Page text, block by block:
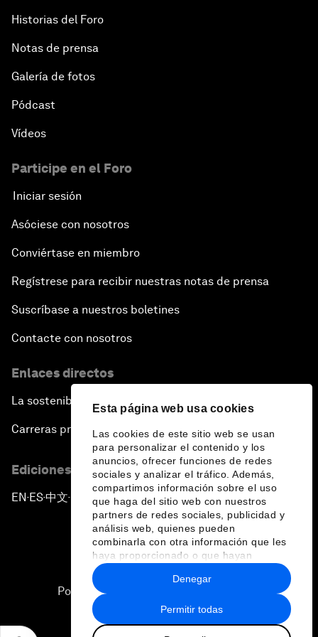
Esta página web usa cookies
Las cookies de este sitio web se usan
para personalizar el contenido y los
anuncios, ofrecer funciones de redes
sociales y analizar el tráfico. Además,
compartimos información sobre el uso
que haga del sitio web con nuestros
partners de redes sociales, publicidad y
análisis web, quienes pueden
combinarla con otra información que les
haya proporcionado o que hayan
recopilado a partir del uso que haya
hecho de sus servicios.
Permitir todas
Denegar
An Insight, An Idea with Matt Damon and Gary
Outlook for the United States
Advancing the Sustainable Development Agenda
A Conversation with Adel Al Jubeir on Middle East
Security
An Insight, An Idea with Shakira
A Conversation with John Kerry: Diplomacy in an
Era of Disruption
Ending Corruption
Rebuilding Trust in the Healthcare Industry
The New Lead Characters
Terrorism in the Digital Age
Global Growth Markets Outlook
Historias del Foro
Notas de prensa
Galería de fotos
Pódcast
Vídeos
Participe en el Foro
Iniciar sesión
Asóciese con nosotros
Conviértase en miembro
Regístrese para recibir nuestras notas de prensa
Suscríbase a nuestros boletines
Contacte con nosotros
Enlaces directos
La sostenibilidad en el Foro
Carreras profesionales
Ediciones en otros idiomas
EN ▪ES▪中文▪ 日本語
Política de privacidad y normas de uso
Sitemap